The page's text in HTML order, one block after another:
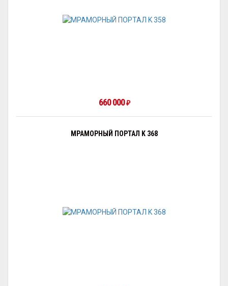
660 000 ₽
МРАМОРНЫЙ ПОРТАЛ K 368